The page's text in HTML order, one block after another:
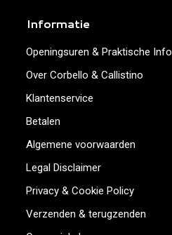
Informatie
Openingsuren & Praktische Info
Over Corbello & Callistino
Klantenservice
Betalen
Algemene voorwaarden
Legal Disclaimer
Privacy & Cookie Policy
Verzenden & terugzenden